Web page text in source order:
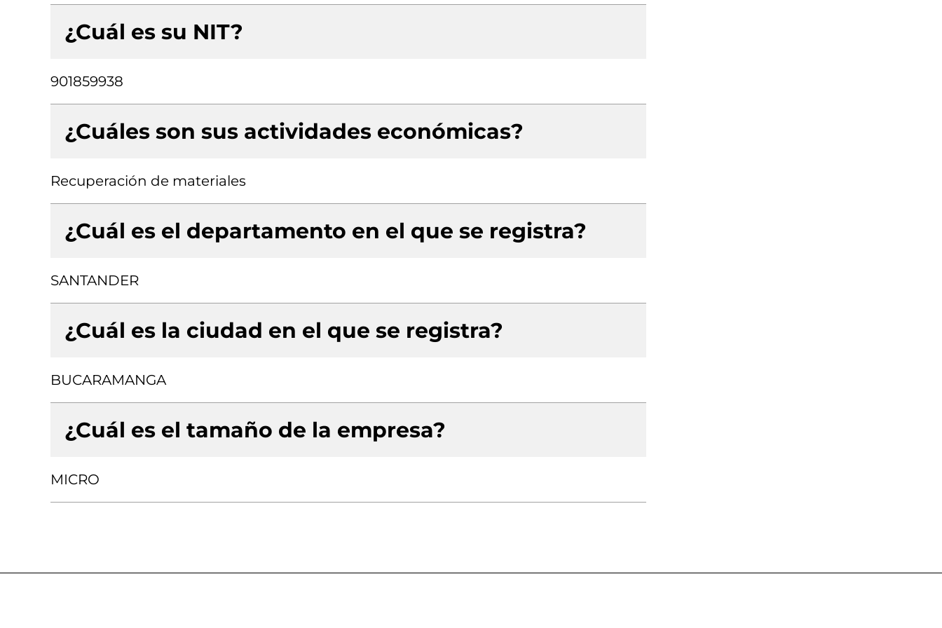
¿Cuál es su NIT?
901859938
¿Cuáles son sus actividades económicas?
Recuperación de materiales
¿Cuál es el departamento en el que se registra?
SANTANDER
¿Cuál es la ciudad en el que se registra?
BUCARAMANGA
¿Cuál es el tamaño de la empresa?
MICRO